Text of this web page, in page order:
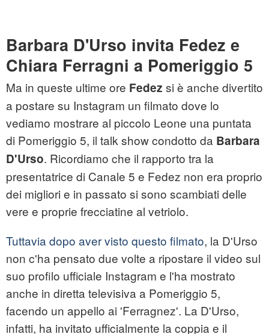
Barbara D'Urso invita Fedez e
Chiara Ferragni a Pomeriggio 5
Ma in queste ultime ore Fedez si è anche divertito
a postare su Instagram un filmato dove lo
vediamo mostrare al piccolo Leone una puntata
di Pomeriggio 5, il talk show condotto da Barbara
D'Urso. Ricordiamo che il rapporto tra la
presentatrice di Canale 5 e Fedez non era proprio
dei migliori e in passato si sono scambiati delle
vere e proprie frecciatine al vetriolo.
Tuttavia dopo aver visto questo filmato, la D'Urso
non c'ha pensato due volte a ripostare il video sul
suo profilo ufficiale Instagram e l'ha mostrato
anche in diretta televisiva a Pomeriggio 5,
facendo un appello ai 'Ferragnez'. La D'Urso,
infatti, ha invitato ufficialmente la coppia e il